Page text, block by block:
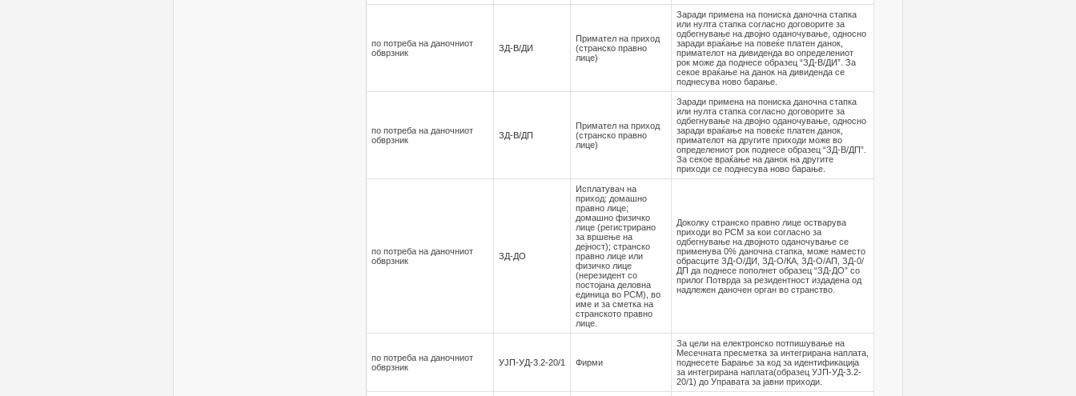
по потреба на даночниот
обврзник
ЗД-В/ДИ
Примател на приход
(странско правно
лице)
Заради примена на пониска даночна стапка
или нулта стапка согласно договорите за
одбегнување на двојно оданочување, односно
заради враќање на повеќе платен данок,
примателот на дивиденда во определениот
рок може да поднесе образец “ЗД-В/ДИ”. За
секое враќање на данок на дивиденда се
поднесува ново барање.
по потреба на даночниот
обврзник
ЗД-В/ДП
Примател на приход
(странско правно
лице)
Заради примена на пониска даночна стапка
или нулта стапка согласно договорите за
одбегнување на двојно оданочување, односно
заради враќање на повеќе платен данок,
примателот на другите приходи може во
определениот рок поднесе образец “ЗД-В/ДП”.
За секое враќање на данок на другите
приходи се поднесува ново барање.
по потреба на даночниот
обврзник
ЗД-ДО
Исплатувач на
приход: домашно
правно лице;
домашно физичко
лице (регистрирано
за вршење на
дејност); странско
правно лице или
физичко лице
(нерезидент со
постојана деловна
единица во РСМ), во
име и за сметка на
странското правно
лице.
Доколку странско правно лице остварува
приходи во РСМ за кои согласно за
одбегнување на двојното оданочување се
применува 0% даночна стапка, може наместо
обрасците ЗД-О/ДИ, ЗД-О/КА, ЗД-О/АП, ЗД-0/
ДП да поднесе пополнет образец “ЗД-ДО” со
прилог Потврда за резидентност издадена од
надлежен даночен орган во странство.
по потреба на даночниот
обврзник
УЈП-УД-3.2-20/1 Фирми
За цели на електронско потпишување на
Месечната пресметка за интегрирана наплата,
поднесете Барање за код за идентификација
за интегрирана наплата(образец УЈП-УД-3.2-
20/1) до Управата за јавни приходи.